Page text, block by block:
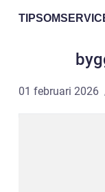
01 februari 2026